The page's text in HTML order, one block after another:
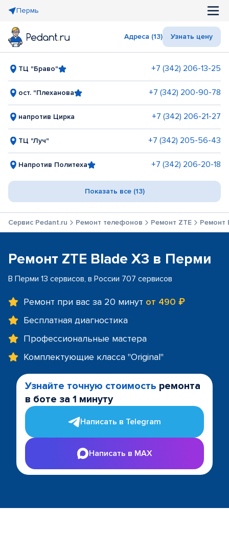
Пермь
Адреса (13) Узнать цену
ТЦ "Браво" +7 (342) 206-13-25
ост. "Плеханова +7 (342) 200-90-78
напротив Цирка +7 (342) 206-21-27
ТЦ "Луч" +7 (342) 205-56-43
Напротив Политеха +7 (342) 206-20-18
Показать все (13)
Сервис Pedant.ru Ремонт телефонов Ремонт ZTE Ремонт
Ремонт ZTE Blade X3 в Перми
В Перми 13 сервисов, в России 707 сервисов
Ремонт при вас за 20 минут от 490 ₽
Бесплатная диагностика
Профессиональные мастера
Комплектующие класса "Original"
Узнайте точную стоимость ремонта
в боте за 1 минуту
Написать в Telegram
Написать в MAX